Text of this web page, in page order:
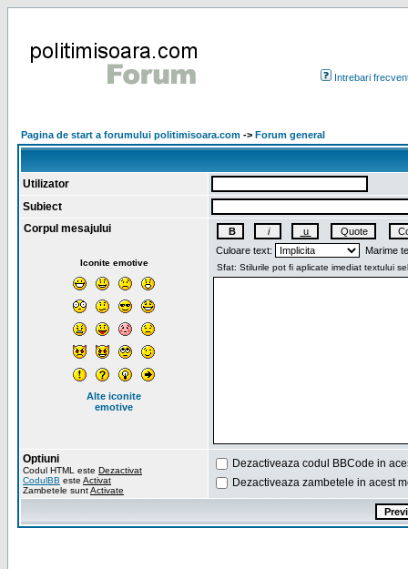
Intrebari
Pagina de start a forumului politimisoara.com -> Forum general
Utilizator
Subiect
Corpul mesajului
Iconite emotive
Alte iconite
emotive
Culoare text: Marime
Optiuni
Codul HTML este Dezactivat
CodulBB este Activat
Zambetele suntActivate
Dezactiveaza codul BBCode in
Dezactiveaza zambetele in acest